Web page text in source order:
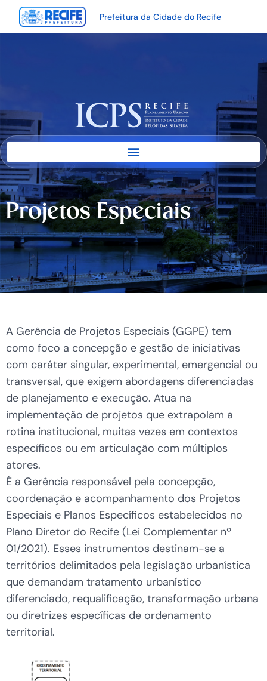
Prefeitura da Cidade do Recife
Projetos Especiais
A Gerência de Projetos Especiais (GGPE) tem
como foco a concepção e gestão de iniciativas
com caráter singular, experimental, emergencial ou
transversal, que exigem abordagens diferenciadas
de planejamento e execução. Atua na
implementação de projetos que extrapolam a
rotina institucional, muitas vezes em contextos
específicos ou em articulação com múltiplos
atores.
É a Gerência responsável pela concepção,
coordenação e acompanhamento dos Projetos
Especiais e Planos Específicos estabelecidos no
Plano Diretor do Recife (Lei Complementar nº
01/2021). Esses instrumentos destinam-se a
territórios delimitados pela legislação urbanística
que demandam tratamento urbanístico
diferenciado, requalificação, transformação urbana
ou diretrizes específicas de ordenamento
territorial.